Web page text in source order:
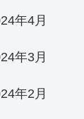
年4月
年3月
年2月